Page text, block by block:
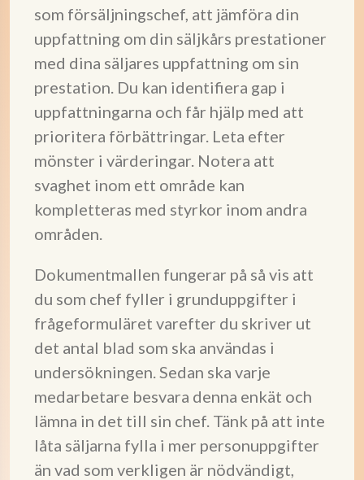
som försäljningschef, att jämföra din
uppfattning om din säljkårs prestationer
med dina säljares uppfattning om sin
prestation. Du kan identifiera gap i
uppfattningarna och får hjälp med att
prioritera förbättringar. Leta efter
mönster i värderingar. Notera att
svaghet inom ett område kan
kompletteras med styrkor inom andra
områden.
Dokumentmallen fungerar på så vis att
du som chef fyller i grunduppgifter i
frågeformuläret varefter du skriver ut
det antal blad som ska användas i
undersökningen. Sedan ska varje
medarbetare besvara denna enkät och
lämna in det till sin chef. Tänk på att inte
låta säljarna fylla i mer personuppgifter
än vad som verkligen är nödvändigt,